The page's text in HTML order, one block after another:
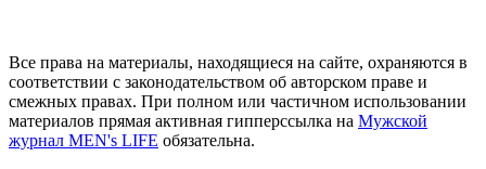
Все права на материалы, находящиеся на сайте, охраняются в
соответствии с законодательством об авторском праве и
смежных правах. При полном или частичном использовании
материалов прямая активная гипперссылка на Мужской
журнал MEN's LIFE обязательна.